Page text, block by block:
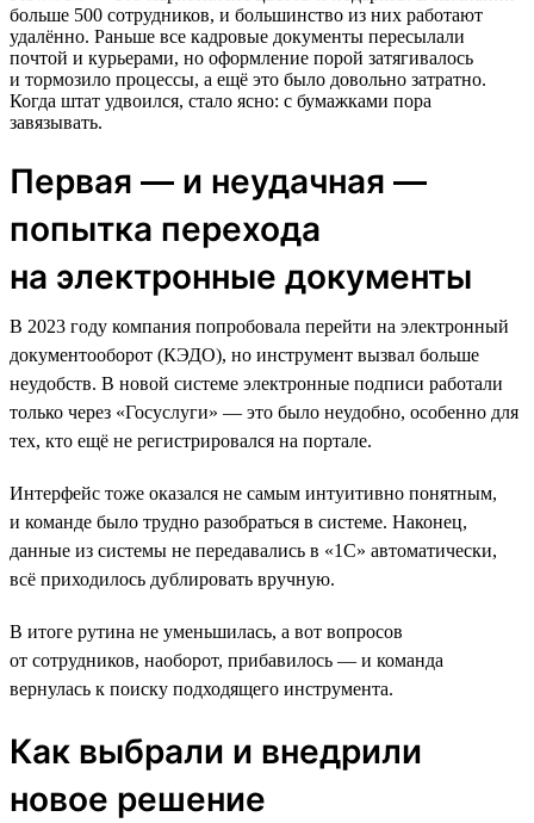
больше 500 сотрудников, и большинство из них работают
удалённо. Раньше все кадровые документы пересылали
почтой и курьерами, но оформление порой затягивалось
и тормозило процессы, а ещё это было довольно затратно.
Когда штат удвоился, стало ясно: с бумажками пора
завязывать.
Первая — и неудачная —
попытка перехода
на электронные документы
В 2023 году компания попробовала перейти на электронный
документооборот (КЭДО), но инструмент вызвал больше
неудобств. В новой системе электронные подписи работали
только через «Госуслуги» — это было неудобно, особенно для
тех, кто ещё не регистрировался на портале.
Интерфейс тоже оказался не самым интуитивно понятным,
и команде было трудно разобраться в системе. Наконец,
данные из системы не передавались в «1С» автоматически,
всё приходилось дублировать вручную.
В итоге рутина не уменьшилась, а вот вопросов
от сотрудников, наоборот, прибавилось — и команда
вернулась к поиску подходящего инструмента.
Как выбрали и внедрили
новое решение